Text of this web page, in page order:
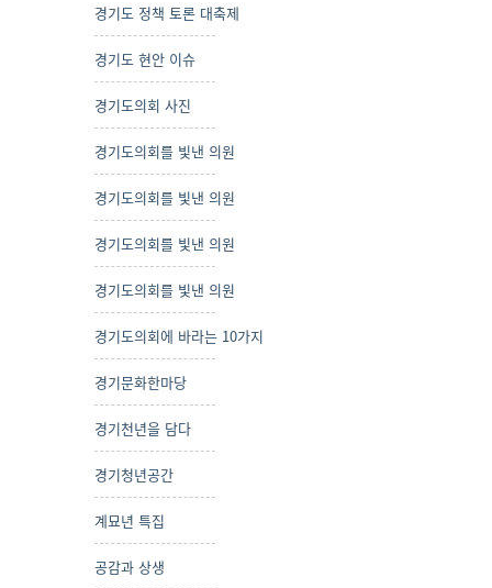
경기도 정책 토론 대축제
경기도 현안 이슈
경기도의회 사진
경기도의회를 빛낸 의원
경기도의회를 빛낸 의원
경기도의회를 빛낸 의원
경기도의회를 빛낸 의원
경기도의회에 바라는 10가지
경기문화한마당
경기천년을 담다
경기청년공간
계묘년 특집
공감과 상생